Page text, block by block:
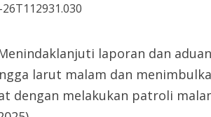
laporan dan
larut malam dan
dengan melakukan patroli